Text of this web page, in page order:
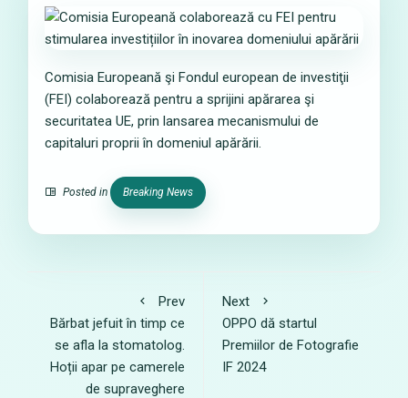
Comisia Europeană şi Fondul european de investiţii
(FEI) colaborează pentru a sprijini apărarea şi
securitatea UE, prin lansarea mecanismului de
capitaluri proprii în domeniul apărării.
Posted in Breaking News
Prev
Bărbat jefuit în timp ce
se afla la stomatolog.
Hoții apar pe camerele
de supraveghere
Next
OPPO dă startul
Premiilor de Fotografie
IF 2024